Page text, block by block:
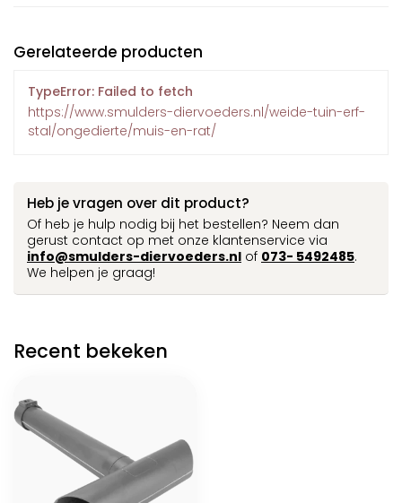
Gerelateerde producten
TypeError: Failed to fetch
https://www.smulders-diervoeders.nl/weide-tuin-erf-
stal/ongedierte/muis-en-rat/
Heb je vragen over dit product?
Of heb je hulp nodig bij het bestellen? Neem dan
gerust contact op met onze klantenservice via
info@smulders-diervoeders.nl of 073- 5492485.
We helpen je graag!
Recent bekeken